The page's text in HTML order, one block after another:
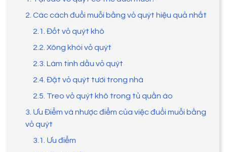
2. Các cách đuổi muỗi bằng vỏ quýt hiệu quả nhất
2.1. Đốt vỏ quýt khô
2.2. Xông khói vỏ quýt
2.3. Làm tinh dầu vỏ quýt
2.4. Đặt vỏ quýt tươi trong nhà
2.5. Treo vỏ quýt khô trong tủ quần áo
3. Ưu Điểm và nhược điểm của việc đuổi muỗi bằng
vỏ quýt
3.1. Ưu điểm